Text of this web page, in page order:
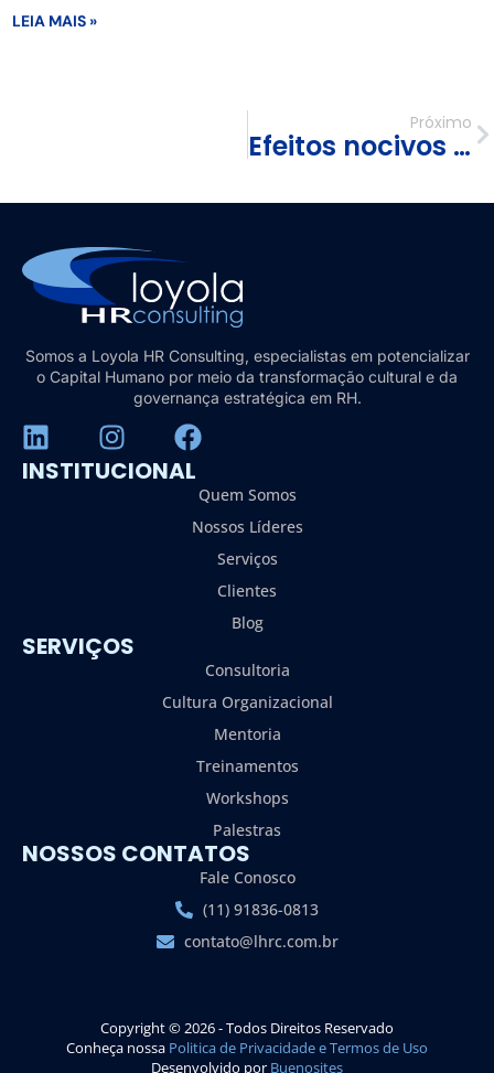
LEIA MAIS »
Próximo
Efeitos nocivos dos “Valores Corporativos” não praticados pelos líderes nas empresas
Somos a Loyola HR Consulting, especialistas em potencializar
o Capital Humano por meio da transformação cultural e da
governança estratégica em RH.
INSTITUCIONAL
Quem Somos
Nossos Líderes
Serviços
Clientes
Blog
SERVIÇOS
Consultoria
Cultura Organizacional
Mentoria
Treinamentos
Workshops
Palestras
NOSSOS CONTATOS
Fale Conosco
(11) 91836-0813
contato@lhrc.com.br
Copyright © 2026 - Todos Direitos Reservado
Conheça nossa Politica de Privacidade e Termos de Uso
Desenvolvido por Buenosites